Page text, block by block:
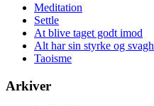
Meditation
Settle
At blive taget godt imod
Alt har sin styrke og
Taoisme
Arkiver